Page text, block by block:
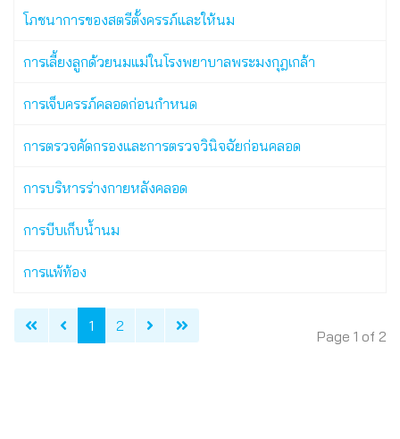
โภชนาการของสตรีตั้งครรภ์และให้นม
การเลี้ยงลูกด้วยนมแม่ในโรงพยาบาลพระมงกุฎเกล้า
การเจ็บครรภ์คลอดก่อนกำหนด
การตรวจคัดกรองและการตรวจวินิจฉัยก่อนคลอด
การบริหารร่างกายหลังคลอด
การบีบเก็บน้ำนม
การแพ้ท้อง
1 2
Page 1 of 2